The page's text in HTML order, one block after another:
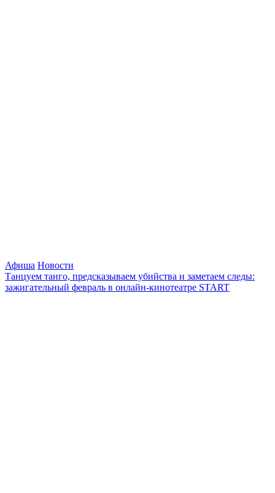
Афиша Новости
Танцуем танго, предсказываем убийства и заметаем следы:
зажигательный февраль в онлайн-кинотеатре START